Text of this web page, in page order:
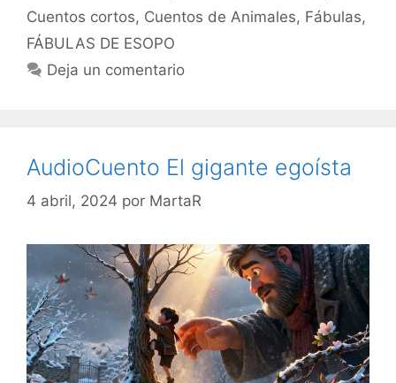
Cuentos cortos, Cuentos de Animales, Fábulas,
FÁBULAS DE ESOPO
Deja un comentario
AudioCuento El gigante egoísta
4 abril, 2024 por MartaR